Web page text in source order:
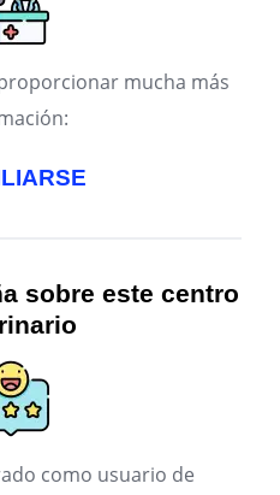
mucha más
sobre este centro
como usuario de